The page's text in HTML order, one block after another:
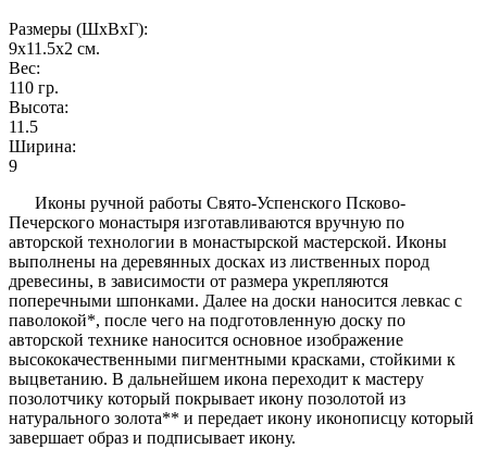
Размеры (ШxВxГ):
9x11.5x2 см.
Вес:
110 гр.
Высота:
11.5
Ширина:
9
Иконы ручной работы Свято-Успенского Псково-
Печерского монастыря изготавливаются вручную по
авторской технологии в монастырской мастерской. Иконы
выполнены на деревянных досках из лиственных пород
древесины, в зависимости от размера укрепляются
поперечными шпонками. Далее на доски наносится левкас с
паволокой*, после чего на подготовленную доску по
авторской технике наносится основное изображение
высококачественными пигментными красками, стойкими к
выцветанию. В дальнейшем икона переходит к мастеру
позолотчику который покрывает икону позолотой из
натурального золота** и передает икону иконописцу который
завершает образ и подписывает икону.